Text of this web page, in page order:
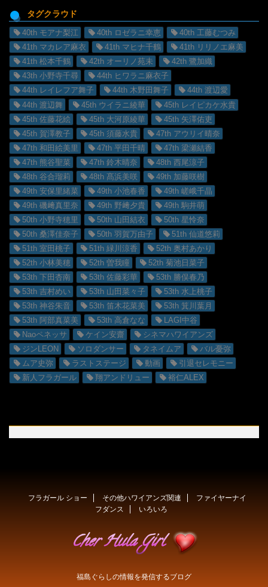
タグクラウド
40th モアナ梨江 40th ロゼラニ幸恵
40th 工藤むつみ
41th マカレア麻衣
41th マヒナ千鶴
41th リリノエ麻美
41th 松本千鶴
42th オーリノ苑未
42th 鷺加織
43th 小野寺千尋
44th ヒワラニ麻衣子
44th レイレフア舞子
44th 木野田舞子
44th 渡辺愛
44th 渡辺舞
45th ウイラニ綾華
45th レイピカケ水貴
45th 佐藤花絵
45th 大河原綾華
45th 矢澤佑吏
45th 賀澤教子
45th 須藤水貴
47th アウリイ晴奈
47th 和田絵美里
47th 平田千晴
47th 梁瀬結香
47th 熊谷聖菜
47th 鈴木晴奈
48th 西尾涼子
48th 谷合瑠莉
48th 髙浜美咲
49th 加藤咲樹
49th 安保里緒菜
49th 小池春香
49th 嵯峨千晶
49th 磯﨑真里奈
49th 野﨑夕貴
49th 駒井萌
50th 小野寺穂里
50th 山田結衣
50th 星怜奈
50th 桑澤佳奈子
50th 羽賀万由子
51th 仙道悠莉
51th 室田桃子
51th 緑川涼香
52th 奥村あかり
52th 小林美穂
52th 曽我瞳
52th 菊池日菜子
53th 下田杏南
53th 佐藤彩華
53th 勝俣春乃
53th 吉村めい
53th 山田菜々子
53th 水上桃子
53th 神谷朱音
53th 笛木花菜美
53th 箕川葉月
53th 阿部真菜美
53th 高倉なな
LAGI中谷
Naoペネッサ
ケイン安齋
シネマハワイアンズ
ジンLEON
ソロダンサー タネイムア
バル憂弥
ムア史弥
ラストステージ 動画
引退セレモニー
新人フラガール
翔アンドリュー 裕仁ALEX
フラガール ショー その他ハワイアンズ関連
ファイヤーナイ
フダンス
いろいろ
福島ぐらしの情報を発信するブログ